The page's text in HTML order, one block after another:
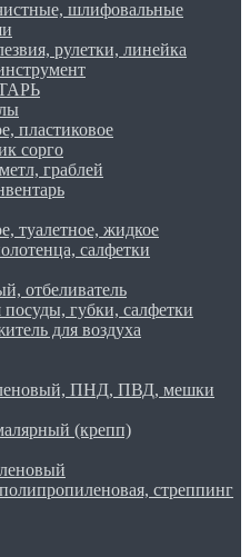
шлифовальные
рулетки, линейка
пластиковое
сорго
граблей
туалетное, жидкое
салфетки
отбеливатель
губки, салфетки
для воздуха
ПНД, ПВД, мешки
(крепп)
стреппинг